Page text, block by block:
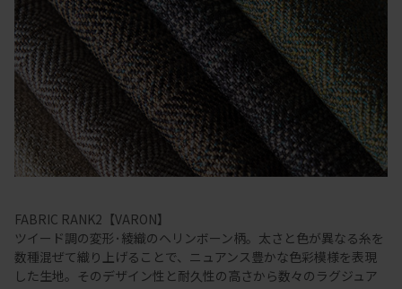
FABRIC RANK2【VARON】
ツイード調の変形･綾織のヘリンボーン柄。太さと色が異なる糸を
数種混ぜて織り上げることで、ニュアンス豊かな色彩模様を表現
した生地。そのデザイン性と耐久性の高さから数々のラグジュア